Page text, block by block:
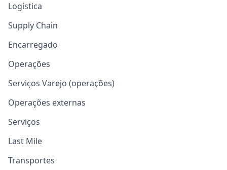
Logística
Supply Chain
Encarregado
Operações
Serviços Varejo (operações)
Operações externas
Serviços
Last Mile
Transportes